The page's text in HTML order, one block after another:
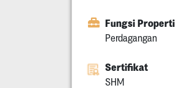
Fungsi Properti
Perdagangan
Sertifikat
SHM